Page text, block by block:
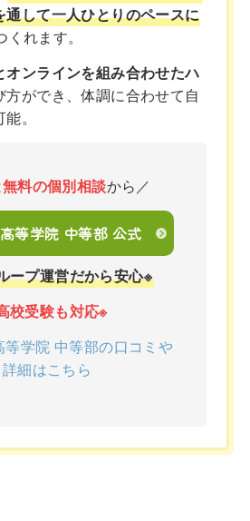
通して一人ひとりのペースに
くれます。
オンラインを組み合わせたハ
方ができ、体調に合わせて自
。
無料の個別相談から／
等学院 中等部 公式
ープ運営だから安心※
校受験も対応※
学院 中等部の口コミや
詳細はこちら